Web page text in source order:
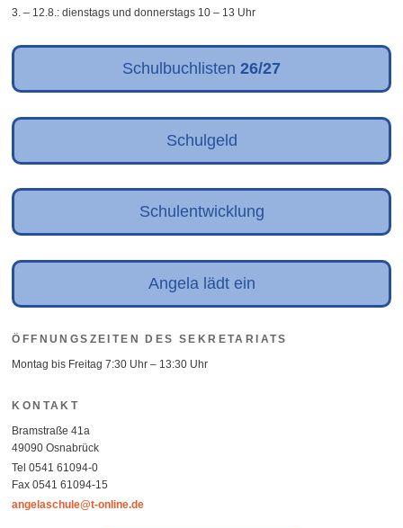
3. – 12.8.: dienstags und donnerstags 10 – 13 Uhr
Schulbuchlisten 26/27
Schulgeld
Schulentwicklung
Angela lädt ein
ÖFFNUNGSZEITEN DES SEKRETARIATS
Montag bis Freitag 7:30 Uhr – 13:30 Uhr
KONTAKT
Bramstraße 41a
49090 Osnabrück
Tel 0541 61094-0
Fax 0541 61094-15
angelaschule@t-online.de